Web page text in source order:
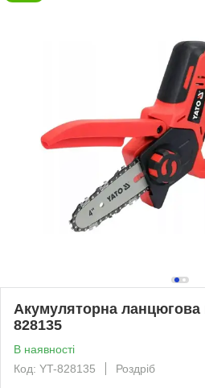
Акумуляторна ланцюгова
828135
В наявності
Код: YT-828135
Роздріб